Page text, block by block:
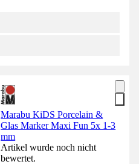
Marabu KiDS Porcelain &
Glas Marker Maxi Fun 5x 1-3
mm
Artikel wurde noch nicht
bewertet.